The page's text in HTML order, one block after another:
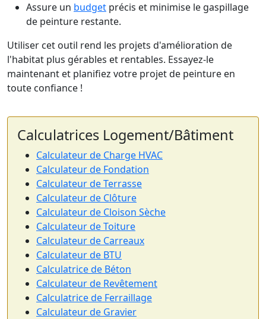
Assure un budget précis et minimise le gaspillage
de peinture restante.
Utiliser cet outil rend les projets d'amélioration de
l'habitat plus gérables et rentables. Essayez-le
maintenant et planifiez votre projet de peinture en
toute confiance !
Calculatrices Logement/Bâtiment
Calculateur de Charge HVAC
Calculateur de Fondation
Calculateur de Terrasse
Calculateur de Clôture
Calculateur de Cloison Sèche
Calculateur de Toiture
Calculateur de Carreaux
Calculateur de BTU
Calculatrice de Béton
Calculateur de Revêtement
Calculatrice de Ferraillage
Calculateur de Gravier